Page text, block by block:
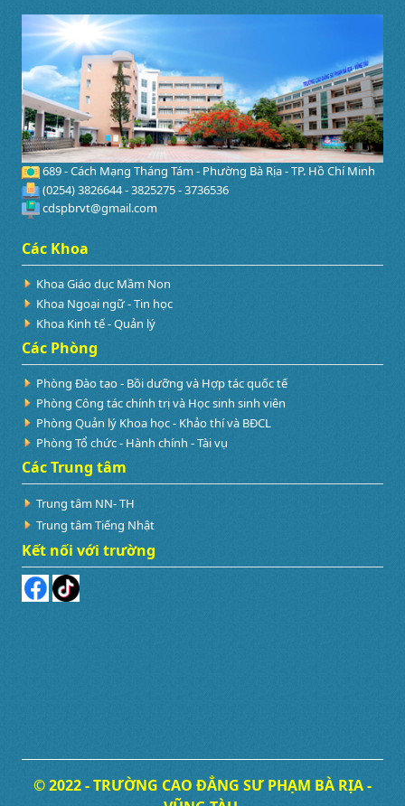
689 - Cách Mạng Tháng Tám - Phường Bà Rịa - TP. Hồ Chí Minh
(0254) 3826644 - 3825275 - 3736536
cdspbrvt@gmail.com
Các Khoa
Khoa Giáo dục Mầm Non
Khoa Ngoại ngữ - Tin học
Khoa Kinh tế - Quản lý
Các Phòng
Phòng Đào tạo - Bồi dưỡng và Hợp tác quốc tế
Phòng Công tác chính trị và Học sinh sinh viên
Phòng Quản lý Khoa học - Khảo thí và BĐCL
Phòng Tổ chức - Hành chính - Tài vụ
Các Trung tâm
Trung tâm NN- TH
Trung tâm Tiếng Nhật
Kết nối với trường
© 2022 - TRƯỜNG CAO ĐẲNG SƯ PHẠM BÀ RỊA -